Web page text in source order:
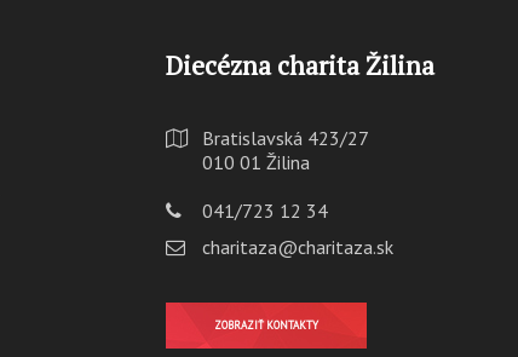
Diecézna charita Žilina
Bratislavská 423/27
010 01 Žilina
041/723 12 34
charitaza@charitaza.sk
ZOBRAZIŤ KONTAKTY